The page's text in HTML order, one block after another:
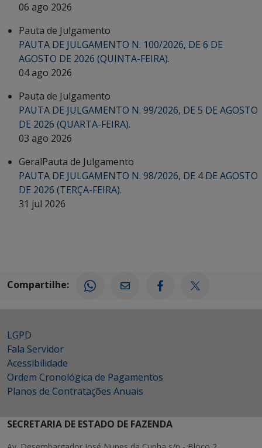
06 ago 2026
Pauta de Julgamento
PAUTA DE JULGAMENTO N. 100/2026, DE 6 DE
AGOSTO DE 2026 (QUINTA-FEIRA).
04 ago 2026
Pauta de Julgamento
PAUTA DE JULGAMENTO N. 99/2026, DE 5 DE AGOSTO
DE 2026 (QUARTA-FEIRA).
03 ago 2026
GeralPauta de Julgamento
PAUTA DE JULGAMENTO N. 98/2026, DE 4 DE AGOSTO
DE 2026 (TERÇA-FEIRA).
31 jul 2026
Compartilhe:
LGPD
Fala Servidor
Acessibilidade
Ordem Cronológica de Pagamentos
Planos de Contratações Anuais
SECRETARIA DE ESTADO DE FAZENDA